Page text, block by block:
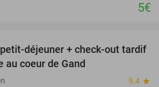
5€
34%
déjeuner + check-out tardif
au coeur de Gand
9.4 star